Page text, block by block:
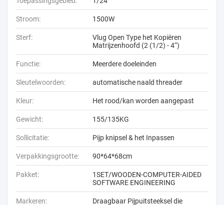
Stroom: 1500W
Sterf:
Vlug Open Type het Kopiëren
Matrijzenhoofd (2 (1/2) - 4“)
Functie: Meerdere doeleinden
Sleutelwoorden: automatische naald threader
Kleur: Het rood/kan worden aangepast
Gewicht: 155/135KG
Sollicitatie: Pijp knipsel & het Inpassen
Verpakkingsgrootte: 90*64*68cm
Pakket:
1SET/WOODEN-COMPUTER-AIDED
SOFTWARE ENGINEERING
Markeren:
Draagbaar Pijpuitsteeksel die